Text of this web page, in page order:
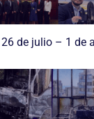
de julio – 1 de